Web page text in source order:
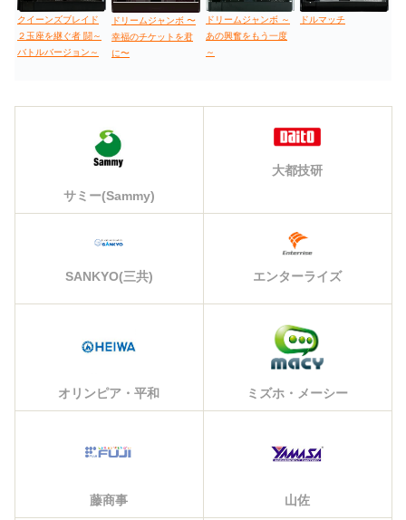
クイーンズブレイド
２玉座を継ぐ者 闘～
バトルバージョン～
ドリームジャンボ 〜
幸福のチケットを君
に〜
ドリームジャンボ ～
あの興奮をもう一度
～
ドルマッチ
サミー(Sammy)
大都技研
SANKYO(三共) エンターライズ
オリンピア・平和 ミズホ・メーシー
藤商事 山佐